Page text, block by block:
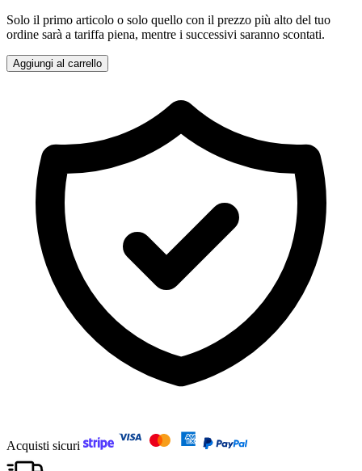
Solo il primo articolo o solo quello con il prezzo più alto del tuo
ordine sarà a tariffa piena, mentre i successivi saranno scontati.
Aggiungi al carrello
Acquisti sicuri